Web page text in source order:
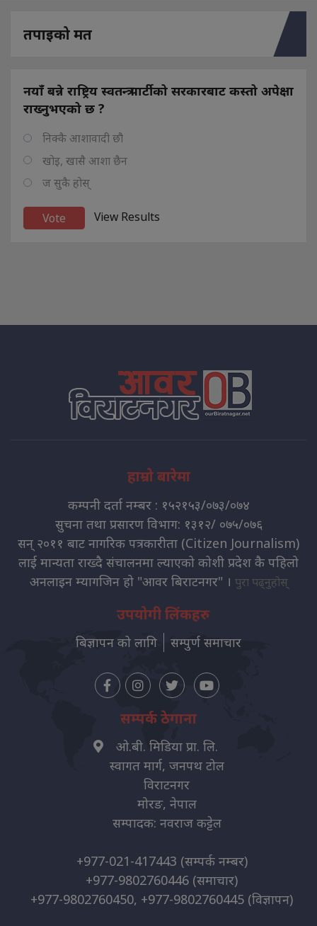
तपाइको मत
नयाँ बन्ने राष्ट्रिय स्वतन्त्र पार्टीको सरकारबाट कस्तो अपेक्षा
राख्नुभएको छ ?
निक्कै आशावादी छौ
खोइ, खासै आशा छैन
ज सुकै होस्
View Results
हाम्रो बारेमा
कम्पनी दर्ता नम्बर : १५२१५३/०७३/०७४
सुचना तथा प्रसारण विभाग: १३१२/ ०७५/०७६
सन् २०११ बाट नागरिक पत्रकारीता (Citizen Journalism)
लाई मान्यता राख्दै संचालनमा ल्याएको कोशी प्रदेश कै पहिलो
अनलाइन म्यागजिन हो "आवर बिराटनगर" । पुरा पढ्नुहोस्
उपयोगी लिंकहरु
बिज्ञापन को लागि सम्पुर्ण समाचार
सम्पर्क ठेगाना
ओ.बी. मिडिया प्रा. लि.
स्वागत मार्ग, जनपथ टोल
विराटनगर
मोरङ, नेपाल
सम्पादक: नवराज कट्टेल
+977-021-417443 (सम्पर्क नम्बर)
+977-9802760446 (समाचार)
+977-9802760450, +977-9802760445 (विज्ञापन)